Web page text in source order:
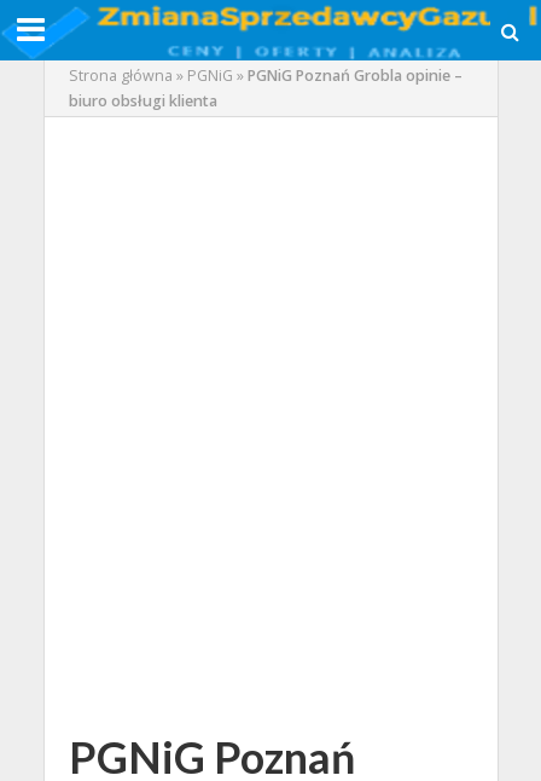
Strona główna » PGNiG »PGNiG Poznań Grobla opinie –
biuro obsługi klienta
PGNiG Poznań